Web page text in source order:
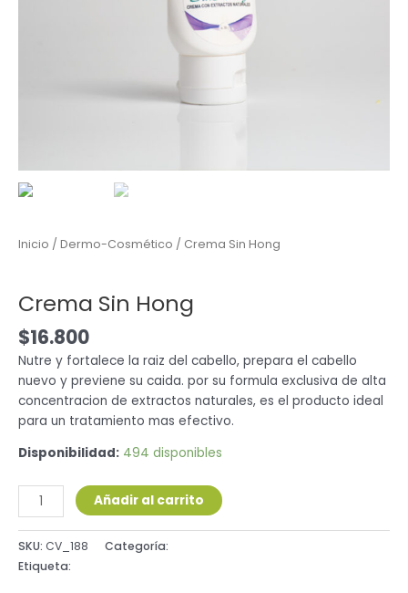
Inicio / Dermo-Cosmético / Crema Sin Hong
Crema Sin Hong
$16.800
Nutre y fortalece la raiz del cabello, prepara el cabello
nuevo y previene su caida. por su formula exclusiva de alta
concentracion de extractos naturales, es el producto ideal
para un tratamiento mas efectivo.
Disponibilidad: 494 disponibles
Añadir al carrito
SKU: CV_188 Categoría:
Etiqueta: